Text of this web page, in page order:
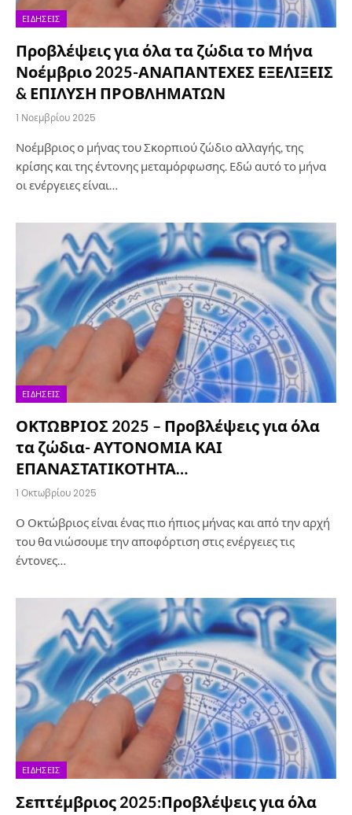
ΕΙΔΉΣΕΙΣ
Προβλέψεις για όλα τα ζώδια το Μήνα
Νοέμβριο 2025-ΑΝΑΠΑΝΤΕΧΕΣ ΕΞΕΛΙΞΕΙΣ
& ΕΠΙΛΥΣΗ ΠΡΟΒΛΗΜΑΤΩΝ
1 Νοεμβρίου 2025
Νοέμβριος ο μήνας του Σκορπιού ζώδιο αλλαγής, της
κρίσης και της έντονης μεταμόρφωσης. Εδώ αυτό το μήνα
οι ενέργειες είναι…
ΕΙΔΉΣΕΙΣ
ΟΚΤΩΒΡΙΟΣ 2025 – Προβλέψεις για όλα
τα ζώδια- ΑΥΤΟΝΟΜΙΑ ΚΑΙ
ΕΠΑΝΑΣΤΑΤΙΚΟΤΗΤΑ…
1 Οκτωβρίου 2025
Ο Οκτώβριος είναι ένας πιο ήπιος μήνας και από την αρχή
του θα νιώσουμε την αποφόρτιση στις ενέργειες τις
έντονες…
ΕΙΔΉΣΕΙΣ
Σεπτέμβριος 2025:Προβλέψεις για όλα